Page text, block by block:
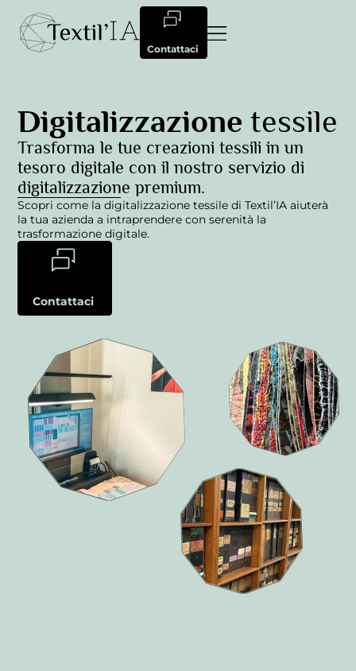
Contattaci
Digitalizzazione tessile
Trasforma le tue creazioni tessili in un
tesoro digitale con il nostro servizio di
digitalizzazione premium.
Scopri come la digitalizzazione tessile di Textil’IA aiuterà
la tua azienda a intraprendere con serenità la
trasformazione digitale.
Contattaci